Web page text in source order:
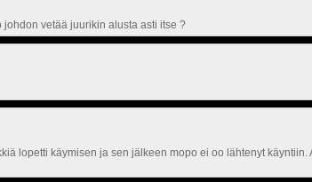
vetää juurikin alusta asti itse ?
lopetti käymisen ja sen jälkeen mopo ei oo lähtenyt